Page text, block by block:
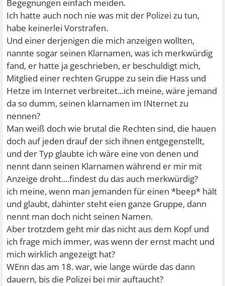
Begegnungen einfach meiden.
Ich hatte auch noch nie was mit der Polizei zu tun,
habe keinerlei Vorstrafen.
Und einer derjenigen die mich anzeigen wollten,
nannte sogar seinen Klarnamen, was ich merkwürdig
fand, er hatte ja geschrieben, er beschuldigt mich,
Mitglied einer rechten Gruppe zu sein die Hass und
Hetze im Internet verbreitet...ich meine, wäre jemand
da so dumm, seinen klarnamen im INternet zu
nennen?
Man weiß doch wie brutal die Rechten sind, die hauen
doch auf jeden drauf der sich ihnen entgegenstellt,
und der Typ glaubte ich wäre eine von denen und
nennt dann seinen Klarnamen während er mir mit
Anzeige droht....findest du das auch merkwürdig?
ich meine, wenn man jemanden für einen *beep* hält
und glaubt, dahinter steht eien ganze Gruppe, dann
nennt man doch nicht seinen Namen.
Aber trotzdem geht mir das nicht aus dem Kopf und
ich frage mich immer, was wenn der ernst macht und
mich wirklich angezeigt hat?
WEnn das am 18. war, wie lange würde das dann
dauern, bis die Polizei bei mir auftaucht?